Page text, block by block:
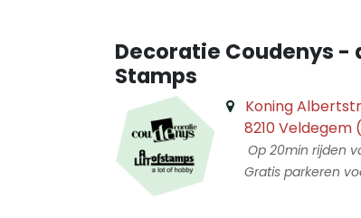
Decoratie Coudenys -
Stamps
Koning
8210 Veldegem
Op 20min rijden
Gratis parkeren